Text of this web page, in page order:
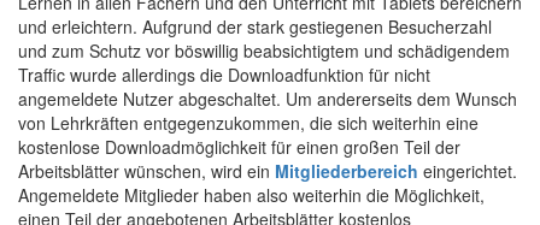
und erleichtern. Aufgrund der stark gestiegenen Besucherzahl
und zum Schutz vor böswillig beabsichtigtem und schädigendem
Traffic wurde allerdings die Downloadfunktion für nicht
angemeldete Nutzer abgeschaltet. Um andererseits dem Wunsch
von Lehrkräften entgegenzukommen, die sich weiterhin eine
kostenlose Downloadmöglichkeit für einen großen Teil der
Arbeitsblätter wünschen, wird ein Mitgliederbereich eingerichtet.
Angemeldete Mitglieder haben also weiterhin die Möglichkeit,
einen Teil der angebotenen Arbeitsblätter kostenlos